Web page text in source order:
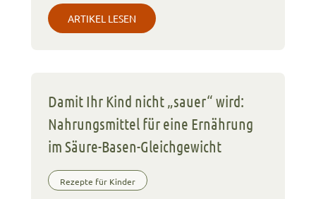
ARTIKEL LESEN
Damit Ihr Kind nicht „sauer“ wird:
Nahrungsmittel für eine Ernährung
im Säure-Basen-Gleichgewicht
Rezepte für Kinder